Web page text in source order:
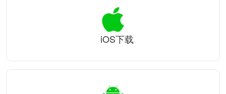
iOS下载